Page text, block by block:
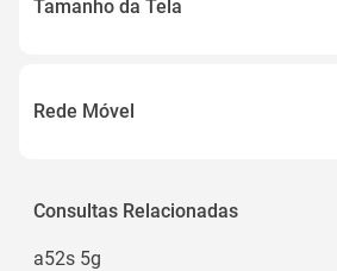
Tamanho da Tela
Rede Móvel
Consultas Relacionadas
a52s 5g